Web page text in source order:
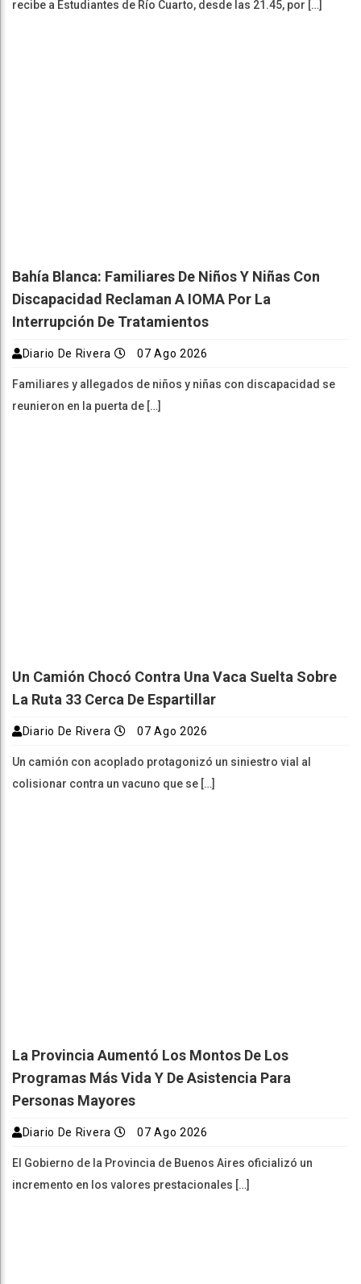
recibe a Estudiantes de Río Cuarto, desde las 21.45, por […]
Bahía Blanca: Familiares De Niños Y Niñas Con
Discapacidad Reclaman A IOMA Por La
Interrupción De Tratamientos
Diario De Rivera 07 Ago 2026
Familiares y allegados de niños y niñas con discapacidad se
reunieron en la puerta de […]
Un Camión Chocó Contra Una Vaca Suelta Sobre
La Ruta 33 Cerca De Espartillar
Diario De Rivera 07 Ago 2026
Un camión con acoplado protagonizó un siniestro vial al
colisionar contra un vacuno que se […]
La Provincia Aumentó Los Montos De Los
Programas Más Vida Y De Asistencia Para
Personas Mayores
Diario De Rivera 07 Ago 2026
El Gobierno de la Provincia de Buenos Aires oficializó un
incremento en los valores prestacionales […]